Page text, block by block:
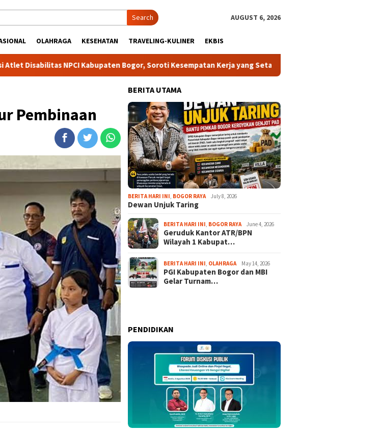
Search AUGUST 6, 2026
OLAHRAGA KESEHATAN TRAVELING-KULINER EKBIS
NPCI Kabupaten Bogor, Soroti Kesempatan Kerja yang Setara 13 Kelurahan Turunkan Kafilah
Pembinaan
BERITA UTAMA
BERITA HARI INI BOGOR RAYA July 8, 2026
Dewan Unjuk Taring
BERITA HARI INI BOGOR RAYA June 4, 2026
Geruduk Kantor ATR/BPN
Wilayah 1 Kabupat…
BERITA HARI INI OLAHRAGA May 14, 2026
PGI Kabupaten Bogor dan MBI
Gelar Turnam…
PENDIDIKAN